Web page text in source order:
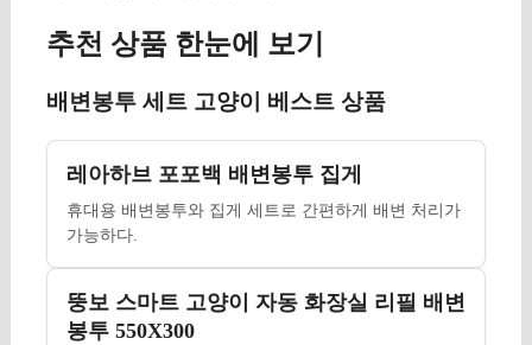
추천 상품 한눈에 보기
배변봉투 세트 고양이 베스트 상품
레아하브 포포백 배변봉투 집게
휴대용 배변봉투와 집게 세트로 간편하게 배변 처리가
가능하다.
뚱보 스마트 고양이 자동 화장실 리필 배변
봉투 550X300